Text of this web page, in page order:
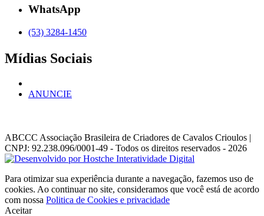
WhatsApp
(53) 3284-1450
Mídias Sociais
ANUNCIE
ABCCC Associação Brasileira de Criadores de Cavalos Crioulos |
CNPJ: 92.238.096/0001-49 - Todos os direitos reservados - 2026
Para otimizar sua experiência durante a navegação, fazemos uso de
cookies. Ao continuar no site, consideramos que você está de acordo
com nossa Politica de Cookies e privacidade
Aceitar